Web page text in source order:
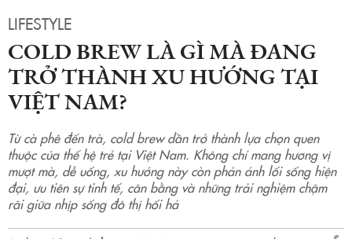
LIFESTYLE
COLD BREW LÀ GÌ MÀ ĐANG
TRỞ THÀNH XU HƯỚNG TẠI
VIỆT NAM?
Từ cà phê đến trà, cold brew dần trở thành lựa chọn quen
thuộc của thế hệ trẻ tại Việt Nam. Không chỉ mang hương vị
mượt mà, dễ uống, xu hướng này còn phản ánh lối sống hiện
đại, ưu tiên sự tinh tế, cân bằng và những trải nghiệm chậm
rãi giữa nhịp sống đô thị hối hả